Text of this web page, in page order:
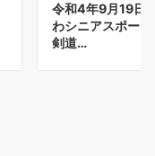
令和4年9月19日(
わシニアスポー
剣道…